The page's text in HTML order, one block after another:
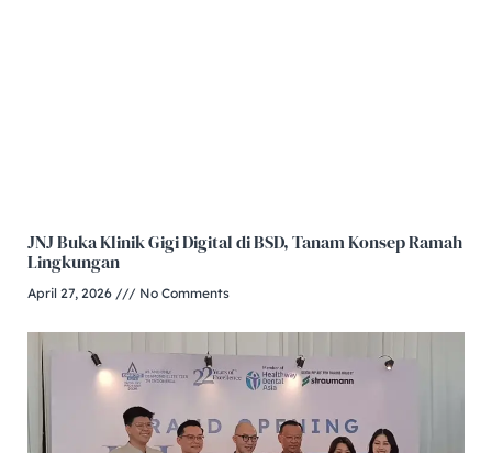
JNJ Buka Klinik Gigi Digital di BSD, Tanam Konsep Ramah
Lingkungan
April 27, 2026 No Comments